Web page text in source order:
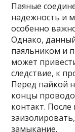
Паяные
надежность и
особенно
Однако,
паяльником и
может
следствие, к
Перед пайкой
концы
контакт.
замыкание.